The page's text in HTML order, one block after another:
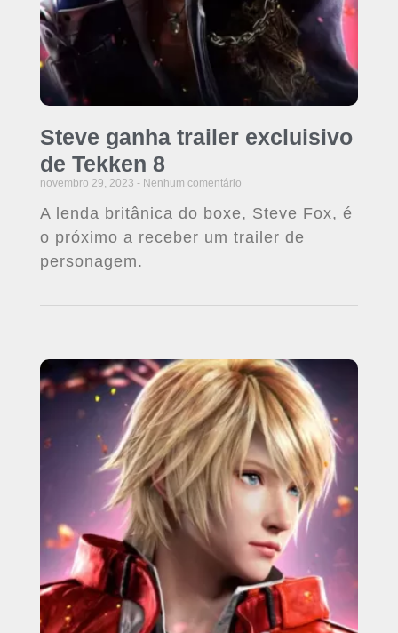
Steve ganha trailer excluisivo
de Tekken 8
novembro 29, 2023 Nenhum comentário
A lenda britânica do boxe, Steve Fox, é
o próximo a receber um trailer de
personagem.